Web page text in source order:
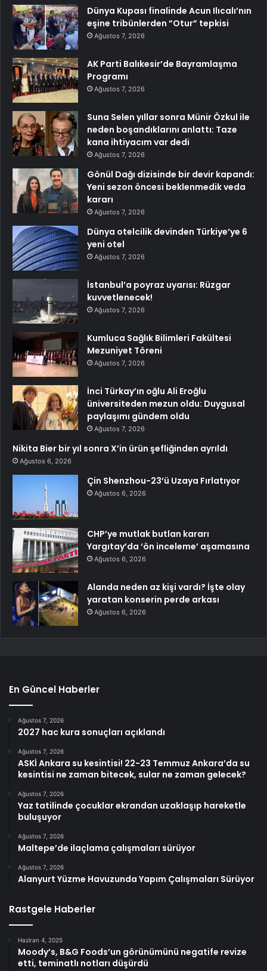
Dünya Kupası finalinde Acun Ilıcalı’nın
eşine tribünlerden ”Otur” tepkisi
Ağustos 7, 2026
AK Parti Balıkesir’de Bayramlaşma
Programı
Ağustos 7, 2026
Suna Selen yıllar sonra Münir Özkul ile
neden boşandıklarını anlattı: Taze
kana ihtiyacım var dedi
Ağustos 7, 2026
Gönül Dağı dizisinde bir devir kapandı:
Yeni sezon öncesi beklenmedik veda
kararı
Ağustos 7, 2026
Dünya otelcilik devinden Türkiye’ye 6
yeni otel
Ağustos 7, 2026
İstanbul’a poyraz uyarısı: Rüzgar
kuvvetlenecek!
Ağustos 7, 2026
Kumluca Sağlık Bilimleri Fakültesi
Mezuniyet Töreni
Ağustos 7, 2026
İnci Türkay’ın oğlu Ali Eroğlu
üniversiteden mezun oldu: Duygusal
paylaşımı gündem oldu
Ağustos 7, 2026
Nikita Bier bir yıl sonra X’in ürün şefliğinden ayrıldı
Ağustos 6, 2026
Çin Shenzhou-23’ü Uzaya Fırlatıyor
Ağustos 6, 2026
CHP’ye mutlak butlan kararı
Yargıtay’da ‘ön inceleme’ aşamasına
Ağustos 6, 2026
Alanda neden az kişi vardı? İşte olay
yaratan konserin perde arkası
Ağustos 6, 2026
En Güncel Haberler
Ağustos 7, 2026
2027 hac kura sonuçları açıklandı
Ağustos 7, 2026
ASKİ Ankara su kesintisi! 22-23 Temmuz Ankara’da su
kesintisi ne zaman bitecek, sular ne zaman gelecek?
Ağustos 7, 2026
Yaz tatilinde çocuklar ekrandan uzaklaşıp hareketle
buluşuyor
Ağustos 7, 2026
Maltepe’de ilaçlama çalışmaları sürüyor
Ağustos 7, 2026
Alanyurt Yüzme Havuzunda Yapım Çalışmaları Sürüyor
Rastgele Haberler
Haziran 4, 2025
Moody’s, B&G Foods’un görünümünü negatife revize
etti, teminatlı notları düşürdü